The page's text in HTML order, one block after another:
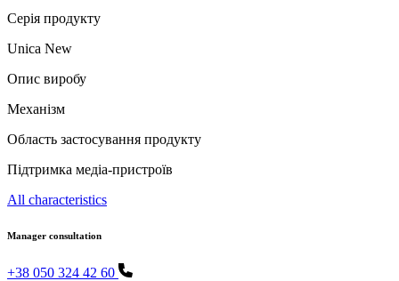
Серія продукту
Unica New
Опис виробу
Механізм
Область застосування продукту
Підтримка медіа-пристроїв
All characteristics
Manager consultation
+38 050 324 42 60